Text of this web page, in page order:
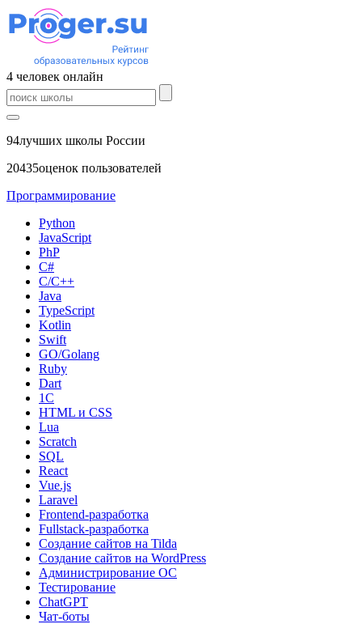
4 человек онлайн
94лучших школы России
20435оценок пользователей
Программирование
Python
JavaScript
PhP
C#
С/C++
Java
TypeScript
Kotlin
Swift
GO/Golang
Ruby
Dart
1С
HTML и CSS
Lua
Scratch
SQL
React
Vue.js
Laravel
Frontend-разработка
Fullstack-разработка
Создание сайтов на Tilda
Создание сайтов на WordPress
Администрирование ОС
Тестирование
ChatGPT
Чат-боты